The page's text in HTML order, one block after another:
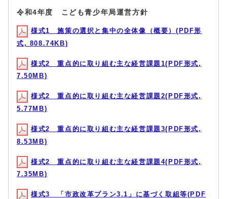
令和4年度 こども青少年局運営方針
様式1 施策の選択と集中の全体像（概要）(PDF形
式, 808.74KB)
様式2 重点的に取り組む主な経営課題1(PDF形式,
7.50MB)
様式2 重点的に取り組む主な経営課題2(PDF形式,
5.77MB)
様式2 重点的に取り組む主な経営課題3(PDF形式,
8.53MB)
様式2 重点的に取り組む主な経営課題4(PDF形式,
7.35MB)
様式3 「市政改革プラン3.1」に基づく取組等(PDF